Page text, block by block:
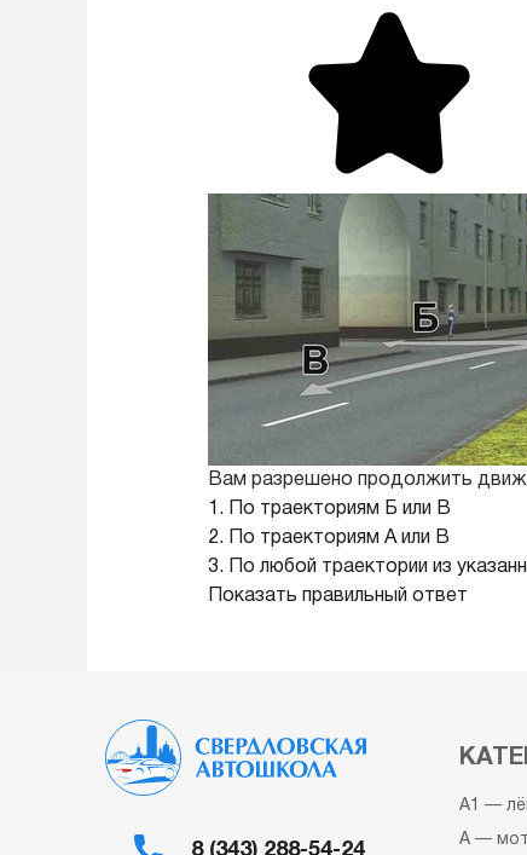
Вам разрешено продолжить
1. По траекториям Б или В
2. По траекториям А или В
3. По любой траектории из
Показать правильный ответ
8 (343) 288-54-24
A1 —
A —